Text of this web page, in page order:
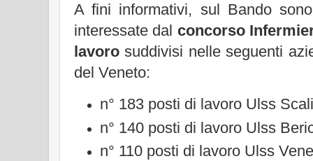
A fini informativi, sul Bando
interessate dal concorso
lavoro suddivisi nelle seguenti
del Veneto:
n° 183 posti di lavoro Ulss
n° 140 posti di lavoro Ulss
n° 110 posti di lavoro Ulss